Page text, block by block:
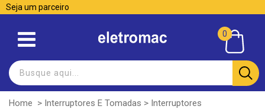
Seja um parceiro
0
Home > Interruptores E Tomadas > Interruptores